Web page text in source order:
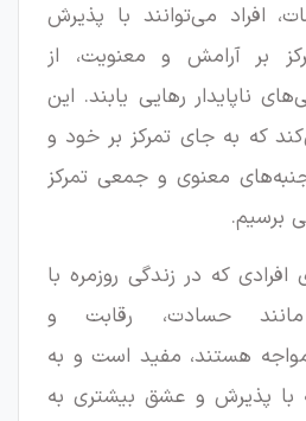
افراد می‌توانند با پذیرش
بر آرامش و معنویت، از
ناپایدار رهایی یابند. این
که به جای تمرکز بر خود و
معنوی و جمعی تمرکز
برسیم.
افرادی که در زندگی روزمره با
حسادت، رقابت و
هستند، مفید است و به
پذیرش و عشق بیشتری به